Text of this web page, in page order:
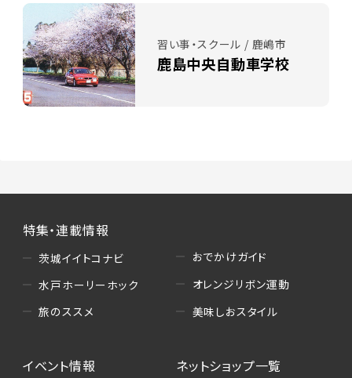
習い事・スクール / 鹿嶋市
鹿島中央自動車学校
特集・連載情報
茨城イイトコナビ
水戸ホーリーホック
旅のススメ
おでかけガイド
オレンジリボン運動
美味しおスタイル
イベント情報
ネットショップ一覧